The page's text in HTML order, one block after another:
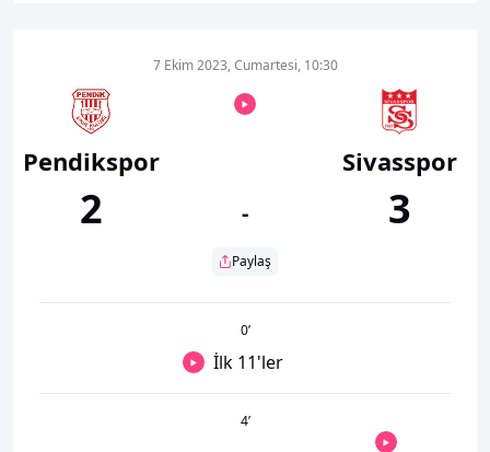
Pendikspor
2
7 Ekim 2023, Cumartesi, 10:30
-
Paylaş
Sivasspor
3
0’
İlk 11'ler
4’